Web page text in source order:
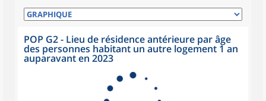
POP G2 - Lieu de résidence antérieure par âge
des personnes habitant un autre logement 1 an
auparavant en 2023